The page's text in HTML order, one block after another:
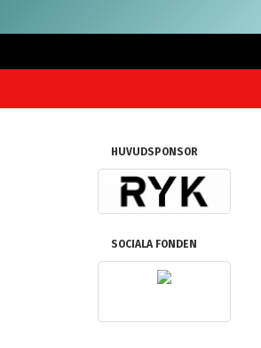
HUVUDSPONSOR
SOCIALA FONDEN